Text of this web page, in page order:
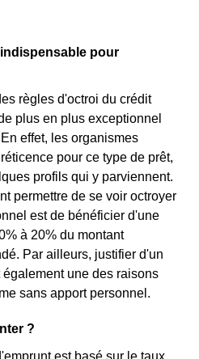
pour
règles d'octroi du crédit
plus en plus exceptionnel
effet, les organismes
pour ce type de prêt,
profils qui y parviennent.
permettre de se voir octroyer
est de bénéficier d'une
à 20% du montant
Par ailleurs, justifier d'un
une des raisons
sans apport personnel.
?
est basé sur le taux